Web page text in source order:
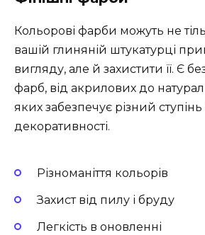
Кольорові фарби можуть не
вашій глиняній штукатурці
вигляду, але й захистити її. Є
фарб, від акрилових до
яких забезпечує різний ступінь
декоративності.
Різноманіття кольорів
Захист від пилу і бруду
Легкість в оновленні